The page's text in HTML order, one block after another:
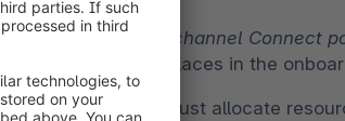
theShopware Multichannel Connect
agreed Marketplaces in the
the Client must allocate